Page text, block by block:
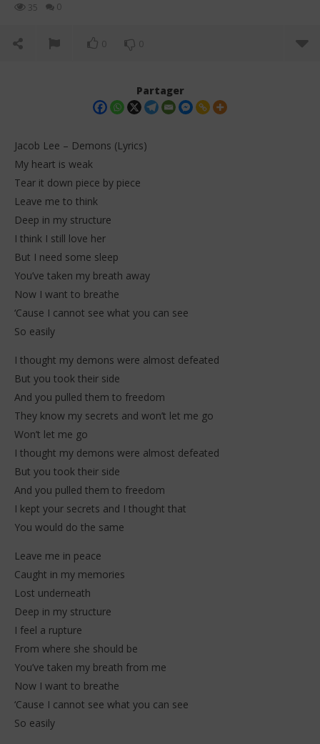
35 0
0 0
Jacob Lee – Demons (Lyrics)
décembre
2025
Stone
Partager
Jacob Lee – Demons (Lyrics)
My heart is weak
Tear it down piece by piece
Leave me to think
Deep in my structure
I think I still love her
But I need some sleep
You’ve taken my breath away
Now I want to breathe
‘Cause I cannot see what you can see
So easily
I thought my demons were almost defeated
But you took their side
And you pulled them to freedom
They know my secrets and won’t let me go
Won’t let me go
I thought my demons were almost defeated
But you took their side
And you pulled them to freedom
I kept your secrets and I thought that
You would do the same
Leave me in peace
Caught in my memories
Lost underneath
Deep in my structure
I feel a rupture
From where she should be
You’ve taken my breath from me
Now I want to breathe
‘Cause I cannot see what you can see
So easily